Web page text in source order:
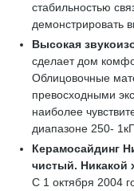
стабильностью
демонстрировать
Высокая
сделает дом
Облицовочные
превосходными
наиболее
диапазоне 250-
Керамосайдинг
чистый. Никакой
С 1 октября 2004